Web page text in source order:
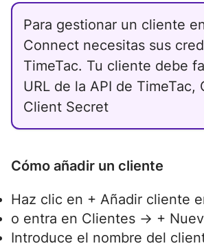
Para gestionar un cliente
Connect necesitas sus
TimeTac. Tu cliente debe
URL de la API de TimeTac,
Client Secret
Cómo añadir un cliente
Haz clic en + Añadir cliente
o entra en Clientes → +
Introduce el nombre del